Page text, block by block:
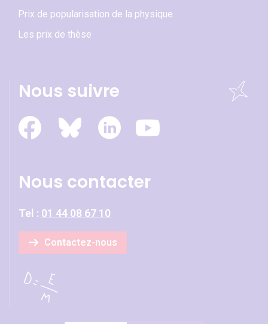
Prix de popularisation de la physique
Les prix de thèse
Nous suivre
Nous contacter
Tel : 01 44 08 67 10
Contactez-nous